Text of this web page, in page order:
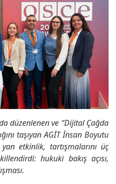
düzenlenen ve “Dijital Çağda
taşıyan AGİT İnsan Boyutu
yan etkinlik, tartışmalarını üç
hukuki bakış açısı,